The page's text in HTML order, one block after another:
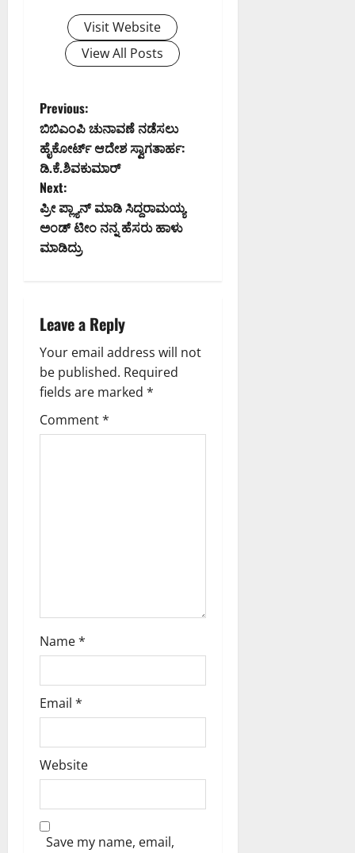
Visit Website
View All Posts
P
o
s
t
n
v
i
g
a
t
Previous:
ಬಿಬಿಎಂಪಿ ಚುನಾವಣೆ ನಡೆಸಲು
ಹೈಕೋರ್ಟ್ ಆದೇಶ ಸ್ವಾಗತಾರ್ಹ:
ಡಿ.ಕೆ.ಶಿವಕುಮಾರ್
Next:
ಪ್ರೀ ಪ್ಲ್ಯಾನ್ ಮಾಡಿ ಸಿದ್ದರಾಮಯ್ಯ
ಅಂಡ್ ಟೀಂ ನನ್ನ ಹೆಸರು ಹಾಳು
ಮಾಡಿದ್ರು
Leave a Reply
Your email address will not
be published. Required
fields are marked *
Comment*
Name*
Email *
Website
Save my name, email,